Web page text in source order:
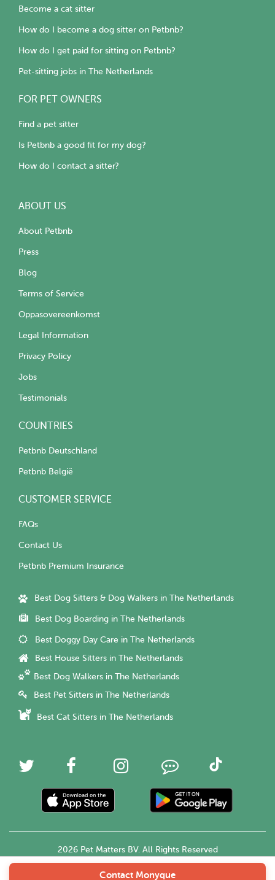
Contact Monyque
Become a cat sitter
How do I become a dog sitter on Petbnb?
How do I get paid for sitting on Petbnb?
Pet-sitting jobs in The Netherlands
FOR PET OWNERS
Find a pet sitter
Is Petbnb a good fit for my dog?
How do I contact a sitter?
ABOUT US
About Petbnb
Press
Blog
Terms of Service
Oppasovereenkomst
Legal Information
Privacy Policy
Jobs
Testimonials
COUNTRIES
Petbnb Deutschland
Petbnb België
CUSTOMER SERVICE
FAQs
Contact Us
Petbnb Premium Insurance
Best Dog Sitters & Dog Walkers in The Netherlands
Best Dog Boarding in The Netherlands
Best Doggy Day Care in The Netherlands
Best House Sitters in The Netherlands
Best Dog Walkers in The Netherlands
Best Pet Sitters in The Netherlands
Best Cat Sitters in The Netherlands
2026 Pet Matters BV. All Rights Reserved